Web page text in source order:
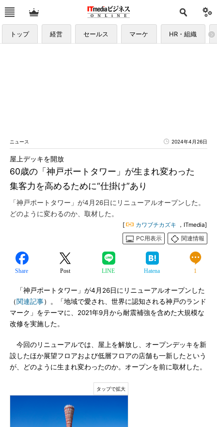
トップ 経営 セールス マーケ HR・組織
ニュース 2024年4月26日
60歳の「神戸ポートタワー」が生まれ変わった
集客力を高めるために“仕掛け”あり
屋上デッキを開放
「神戸ポートタワー」が4月26日にリニューアルオープンした。
どのように変わるのか、取材した。
[ カワブチカズキ ，ITmedia]
PC用表示
関連情報
Share Post LINE Hatena 1
「神戸ポートタワー」が4月26日にリニューアルオープンした
（関連記事）。「地域で愛され、世界に認知される神戸のランド
マーク」をテーマに、2021年9月から耐震補強を含めた大規模な
改修を実施した。
今回のリニューアルでは、屋上を解放し、オープンデッキを新
設したほか展望フロアおよび低層フロアの店舗も一新したという
が、どのように生まれ変わったのか。オープンを前に取材した。